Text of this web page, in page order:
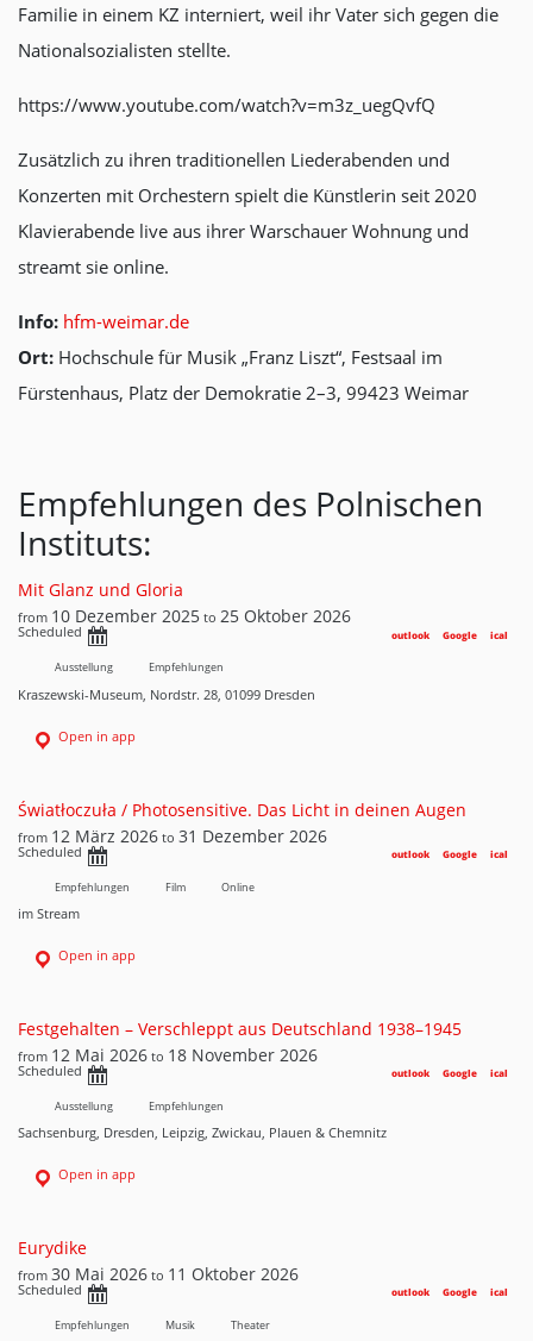
Familie in einem KZ interniert, weil ihr Vater sich gegen die
Nationalsozialisten stellte.
https://www.youtube.com/watch?v=m3z_uegQvfQ
Zusätzlich zu ihren traditionellen Liederabenden und
Konzerten mit Orchestern spielt die Künstlerin seit 2020
Klavierabende live aus ihrer Warschauer Wohnung und
streamt sie online.
Info: hfm-weimar.de
Ort: Hochschule für Musik „Franz Liszt“, Festsaal im
Fürstenhaus, Platz der Demokratie 2–3, 99423 Weimar
Empfehlungen des Polnischen
Instituts:
Mit Glanz und Gloria
from 10 Dezember 2025 to 25 Oktober 2026
Scheduled ical
Google
outlook
Ausstellung Empfehlungen
Kraszewski-Museum, Nordstr. 28, 01099 Dresden
Open in app
Światłoczuła / Photosensitive. Das Licht in deinen Augen
from 12 März 2026 to 31 Dezember 2026
Scheduled ical
Google
outlook
Empfehlungen Film Online
im Stream
Open in app
Festgehalten – Verschleppt aus Deutschland 1938–1945
from 12 Mai 2026 to 18 November 2026
Scheduled ical
Google
outlook
Ausstellung Empfehlungen
Sachsenburg, Dresden, Leipzig, Zwickau, Plauen & Chemnitz
Open in app
Eurydike
from 30 Mai 2026 to 11 Oktober 2026
Scheduled ical
Google
outlook
Empfehlungen Musik Theater